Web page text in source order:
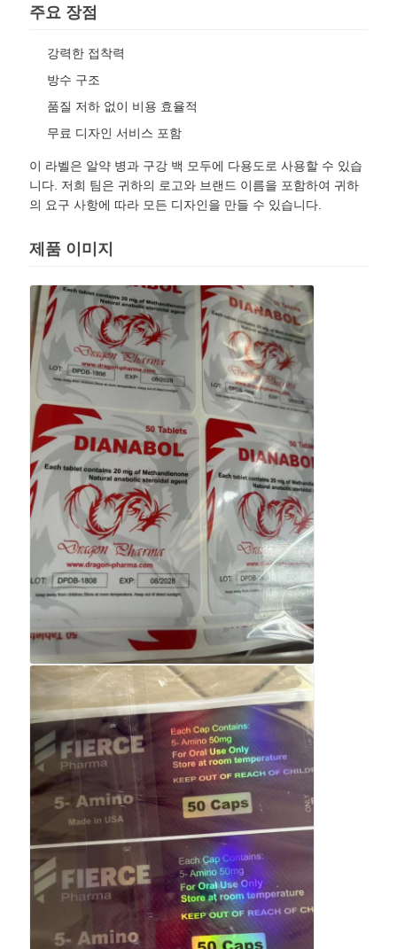
주요 장점
강력한 접착력
방수 구조
품질 저하 없이 비용 효율적
무료 디자인 서비스 포함
이 라벨은 알약 병과 구강 백 모두에 다용도로 사용할 수 있습
니다. 저희 팀은 귀하의 로고와 브랜드 이름을 포함하여 귀하
의 요구 사항에 따라 모든 디자인을 만들 수 있습니다.
제품 이미지